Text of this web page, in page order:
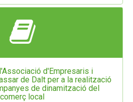
d'Empresaris i
de Dalt per a la realització
de dinamització del
comerç local